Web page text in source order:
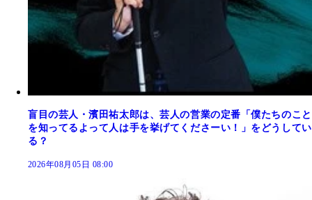
盲目の芸人・濱田祐太郎は、芸人の営業の定番「僕たちのこと
を知ってるよって人は手を挙げてくださーい！」をどうしてい
る？
2026年08月05日 08:00